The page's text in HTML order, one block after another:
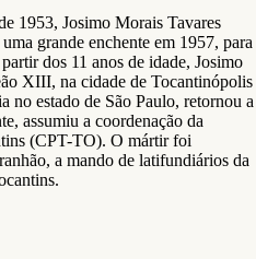
1953, Josimo Morais Tavares
grande enchente em 1957, para
dos 11 anos de idade, Josimo
XIII, na cidade de Tocantinópolis
no estado de São Paulo, retornou a
assumiu a coordenação da
(CPT-TO). O mártir foi
a mando de latifundiários da